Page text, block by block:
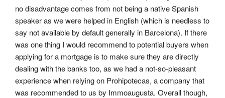
no disadvantage comes from not being a native Spanish
speaker as we were helped in English (which is needless to
say not available by default generally in Barcelona). If there
was one thing I would recommend to potential buyers when
applying for a mortgage is to make sure they are directly
dealing with the banks too, as we had a not-so-pleasant
experience when relying on Prohipotecas, a company that
was recommended to us by Immoaugusta. Overall though,